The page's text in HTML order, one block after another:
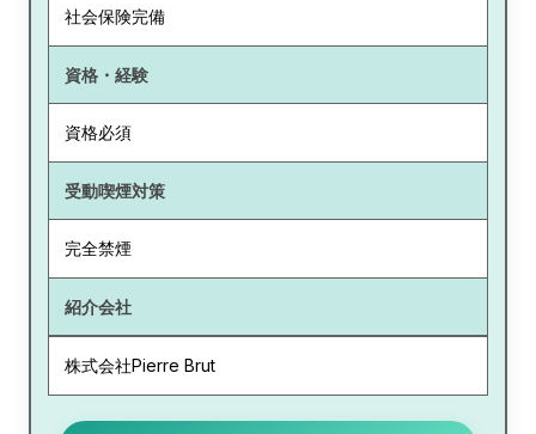
社会保険完備
資格・経験
資格必須
受動喫煙対策
完全禁煙
紹介会社
株式会社Pierre Brut